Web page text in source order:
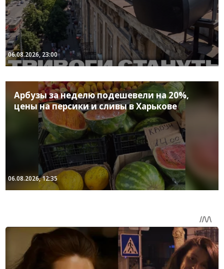
06.08.2026, 23:00
Арбузы за неделю подешевели на 20%,
цены на персики и сливы в Харькове
06.08.2026, 12:35